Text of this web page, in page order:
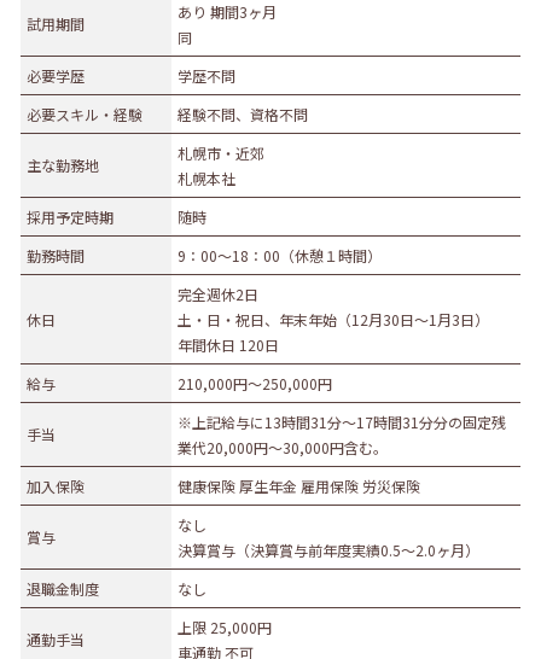
教育・学習支援業
不動産業
宿泊業
飲食サービス業
医療業
その他サービス
生活関連サービス業
社会福祉・介護事業
募集職種
事務職 販売職 営業職
サービス職 その他
正社員（正職員） 契約 公務員
勤務地
札幌市・近郊 函館市・近郊
旭川市・近郊
釧路市・近郊
帯広市・近郊 北見市・近郊 道外
試用期間
あり 期間3ヶ月
同
必要学歴
学歴不問
必要スキル・経験
経験不問、資格不問
主な勤務地
札幌市・近郊
札幌本社
採用予定時期
随時
勤務時間
9：00～18：00（休憩１時間）
休日
完全週休2日
土・日・祝日、年末年始（12月30日～1月3日）
年間休日 120日
給与
210,000円〜250,000円
手当
※上記給与に13時間31分～17時間31分分の固定残
業代20,000円～30,000円含む。
加入保険
健康保険 厚生年金 雇用保険 労災保険
賞与
なし
決算賞与（決算賞与前年度実績0.5～2.0ヶ月）
退職金制度
なし
通勤手当
上限 25,000円
車通勤 不可